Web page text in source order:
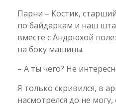
Парни – Костик,
по байдаркам и наш
вместе с Андрюхой
на боку машины.
– А ты чего? Не
Я только скривился, в
насмотрелся до не могу,